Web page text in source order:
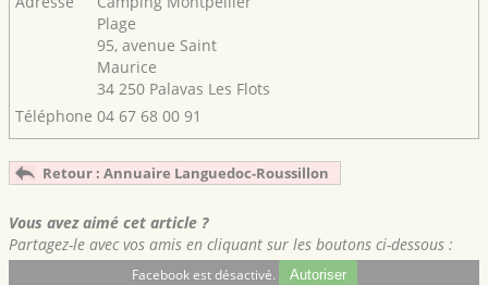
Plage
95, avenue Saint
Maurice
34 250 Palavas Les Flots
Téléphone 04 67 68 00 91
Retour : Annuaire Languedoc-Roussillon
Vous avez aimé cet article ?
Partagez-le avec vos amis en cliquant sur les boutons ci-dessous :
Facebook est désactivé. Autoriser